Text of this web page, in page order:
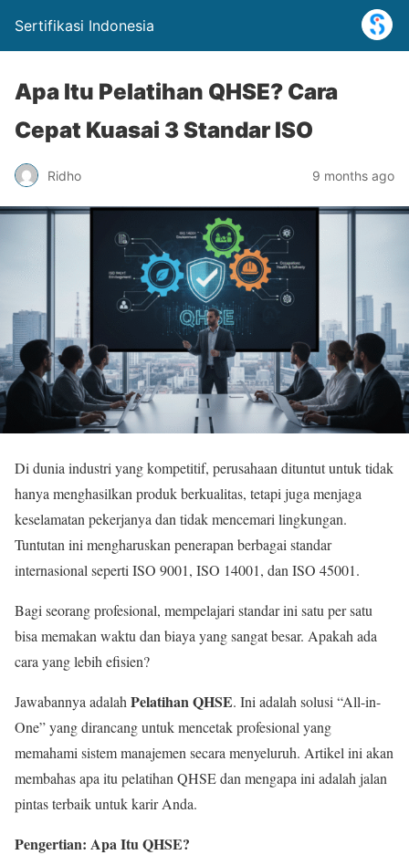
Sertifikasi Indonesia
Apa Itu Pelatihan QHSE? Cara
Cepat Kuasai 3 Standar ISO
Ridho 9 months ago
Di dunia industri yang kompetitif, perusahaan dituntut untuk tidak
hanya menghasilkan produk berkualitas, tetapi juga menjaga
keselamatan pekerjanya dan tidak mencemari lingkungan.
Tuntutan ini mengharuskan penerapan berbagai standar
internasional seperti ISO 9001, ISO 14001, dan ISO 45001.
Bagi seorang profesional, mempelajari standar ini satu per satu
bisa memakan waktu dan biaya yang sangat besar. Apakah ada
cara yang lebih efisien?
Jawabannya adalah Pelatihan QHSE. Ini adalah solusi “All-in-
One” yang dirancang untuk mencetak profesional yang
memahami sistem manajemen secara menyeluruh. Artikel ini akan
membahas apa itu pelatihan QHSE dan mengapa ini adalah jalan
pintas terbaik untuk karir Anda.
Pengertian: Apa Itu QHSE?